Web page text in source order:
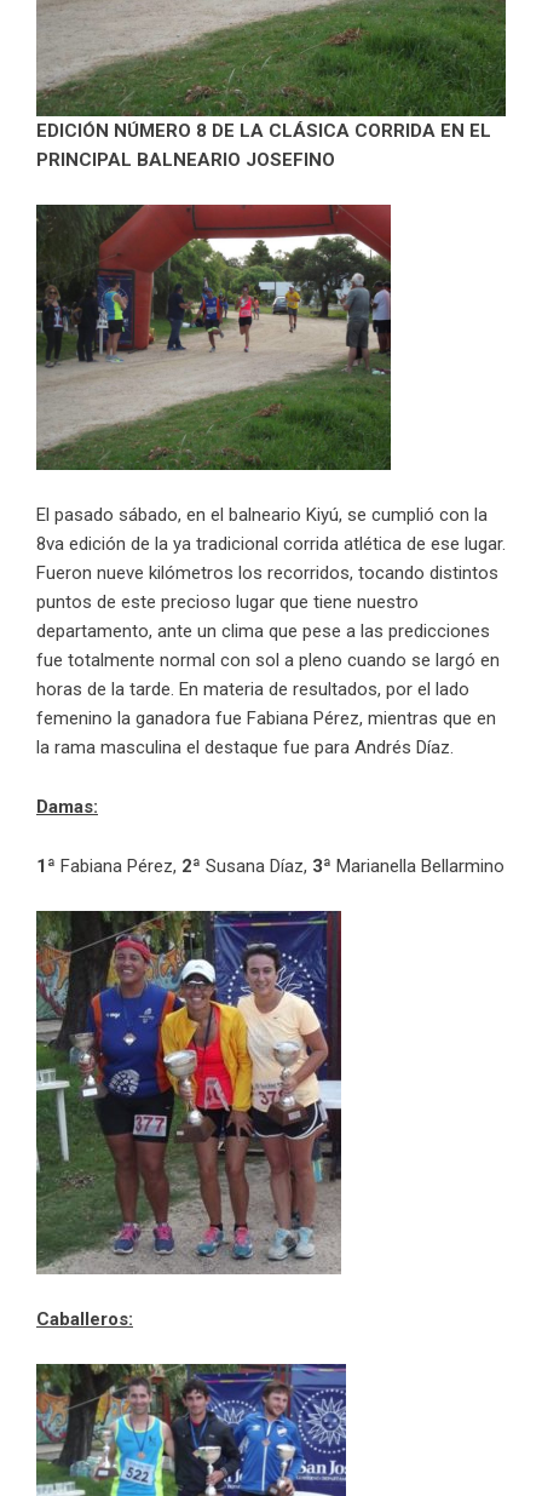
EDICIÓN NÚMERO 8 DE LA CLÁSICA CORRIDA EN EL
PRINCIPAL BALNEARIO JOSEFINO
El pasado sábado, en el balneario Kiyú, se cumplió con la
8va edición de la ya tradicional corrida atlética de ese lugar.
Fueron nueve kilómetros los recorridos, tocando distintos
puntos de este precioso lugar que tiene nuestro
departamento, ante un clima que pese a las predicciones
fue totalmente normal con sol a pleno cuando se largó en
horas de la tarde. En materia de resultados, por el lado
femenino la ganadora fue Fabiana Pérez, mientras que en
la rama masculina el destaque fue para Andrés Díaz.
Damas:
1ª Fabiana Pérez, 2ª Susana Díaz, 3ª Marianella Bellarmino
Caballeros: